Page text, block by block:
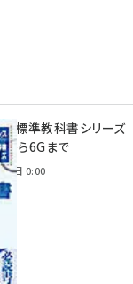
レス標準教科書シリー
から6Gまで
3日 0:00